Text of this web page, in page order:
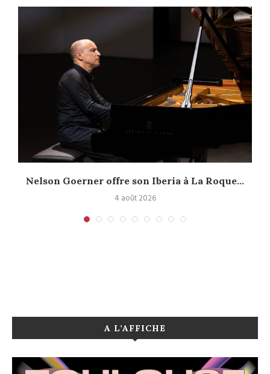
Nelson Goerner offre son Iberia à La Roque...
4 août 2026
A L’AFFICHE